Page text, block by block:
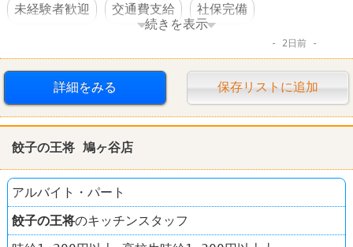
未経験者歓迎 交通費支給 社保完備
ラーメン 餃子の王将
続きを表示
2日前
詳細をみる 保存リストに追加
餃子の王将 鳩ヶ谷店
アルバイト・パート
餃子の王将のキッチンスタッフ